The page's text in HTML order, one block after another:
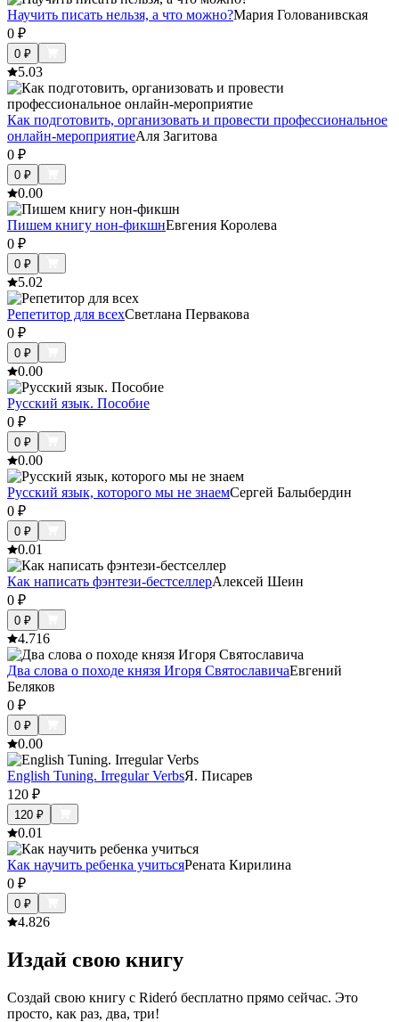
Научить писать нельзя, а что можно?Мария Голованивская
0 ₽
0 ₽
5.03
Как подготовить, организовать и провести профессиональное
онлайн-мероприятиеАля Загитова
0 ₽
0 ₽
0.00
Пишем книгу нон-фикшнЕвгения Королева
0 ₽
0 ₽
5.02
Репетитор для всехСветлана Первакова
0 ₽
0 ₽
0.00
Русский язык. Пособие
0 ₽
0 ₽
0.00
Русский язык, которого мы не знаемСергей Балыбердин
0 ₽
0 ₽
0.01
Как написать фэнтези-бестселлерАлексей Шеин
0 ₽
0 ₽
4.716
Два слова о походе князя Игоря СвятославичаЕвгений
Беляков
0 ₽
0 ₽
0.00
English Tuning. Irregular VerbsЯ. Писарев
120 ₽
120 ₽
0.01
Как научить ребенка учитьсяРената Кирилина
0 ₽
0 ₽
4.826
Издай свою книгу
Создай свою книгу с Rideró бесплатно прямо сейчас. Это
просто, как раз, два, три!